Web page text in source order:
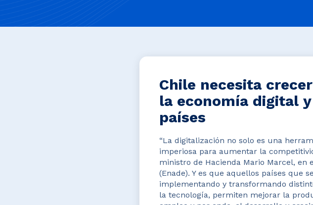
Chile necesita
la economía digital
países
“La digitalización no solo es una
imperiosa para aumentar la
ministro de Hacienda Mario Marcel, en
(Enade). Y es que aquellos países que
implementando y transformando
la tecnología, permiten mejorar la